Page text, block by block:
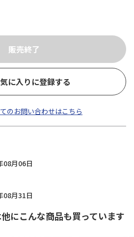
に入りに登録する
のお問い合わせはこちら
08月06日
08月31日
にこんな商品も買っています